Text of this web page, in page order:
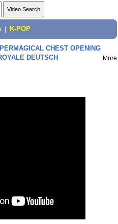
K-POP
CHEST OPENING
DEUTSCH
More